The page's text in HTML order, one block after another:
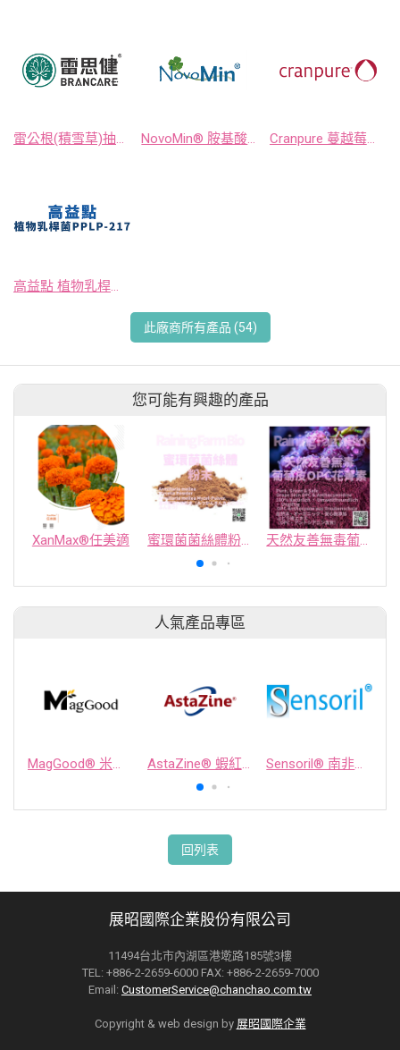
雷公根(積雪草)抽出物 雷思健BRANCARE® NovoMin® 胺基酸螫合礦物質 (甘胺酸鈣∣甘胺酸鎂∣甘胺酸鋅) Cranpure 蔓越莓抽出物粉末
高益點 植物乳桿菌PPLP-217
此廠商所有產品 (54)
您可能有興趣的產品
XanMax®任美適 蜜環菌菌絲體粉末 天然友善無毒葡萄皮OPC花菁素
人氣產品專區
MagGood® 米源鎂® 米糠濃縮物 AstaZine® 蝦紅素 Sensoril® 南非醉茄萃取物
回列表
展昭國際企業股份有限公司
11494台北市內湖區港墘路185號3樓
TEL: +886-2-2659-6000 FAX: +886-2-2659-7000
Email: CustomerService@chanchao.com.tw
Copyright & web design by 展昭國際企業